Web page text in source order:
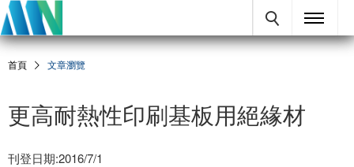
首頁 文章瀏覽
更高耐熱性印刷基板用絕緣材
刊登日期:2016/7/1